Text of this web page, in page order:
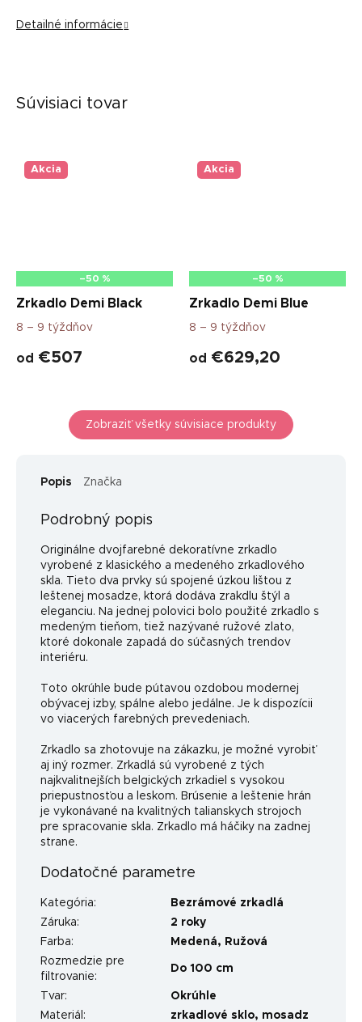
Detailné informácie
Súvisiaci tovar
Akcia
–50 %
Zrkadlo Demi Black
8 – 9 týždňov
od €507
Akcia
–50 %
Zrkadlo Demi Blue
8 – 9 týždňov
od €629,20
Zobraziť všetky súvisiace produkty
Popis Značka
Podrobný popis
Originálne dvojfarebné dekoratívne zrkadlo
vyrobené z klasického a medeného zrkadlového
skla. Tieto dva prvky sú spojené úzkou lištou z
leštenej mosadze, ktorá dodáva zrakdlu štýl a
eleganciu. Na jednej polovici bolo použité zrkadlo s
medeným tieňom, tiež nazývané ružové zlato,
ktoré dokonale zapadá do súčasných trendov
interiéru.
Toto okrúhle bude pútavou ozdobou modernej
obývacej izby, spálne alebo jedálne. Je k dispozícii
vo viacerých farebných prevedeniach.
Zrkadlo sa zhotovuje na zákazku, je možné vyrobiť
aj iný rozmer. Zrkadlá sú vyrobené z tých
najkvalitnejších belgických zrkadiel s vysokou
priepustnosťou a leskom. Brúsenie a leštenie hrán
je vykonávané na kvalitných talianskych strojoch
pre spracovanie skla. Zrkadlo má háčiky na zadnej
strane.
Dodatočné parametre
Kategória:
Bezrámové zrkadlá
Záruka:
2 roky
Farba: Medená, Ružová
Rozmedzie pre
filtrovanie:
Do 100 cm
Tvar:
Okrúhle
Materiál : zrkadlové sklo, mosadz